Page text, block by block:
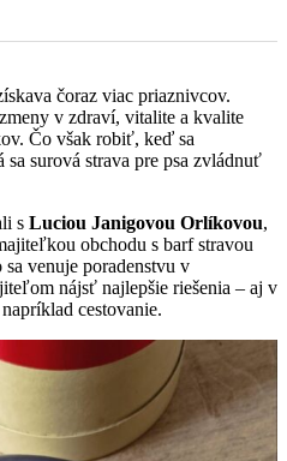
čoraz viac priaznivcov.
v zdraví, vitalite a kvalite
Čo však robiť, keď sa
surová strava pre psa zvládnuť
s Luciou Janigovou Orlíkovou,
obchodu s barf stravou
venuje poradenstvu v
nájsť najlepšie riešenia – aj v
cestovanie.